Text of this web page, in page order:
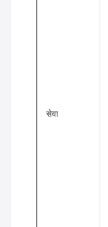
सेवा